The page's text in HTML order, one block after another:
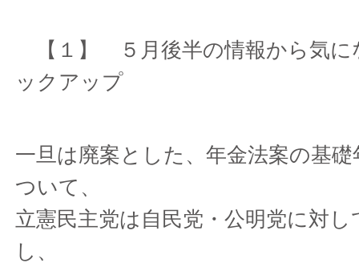
【１】 ５月後半の情報から気に
ックアップ
一旦は廃案とした、年金法案の基
ついて、
立憲民主党は自民党・公明党に対し
し、